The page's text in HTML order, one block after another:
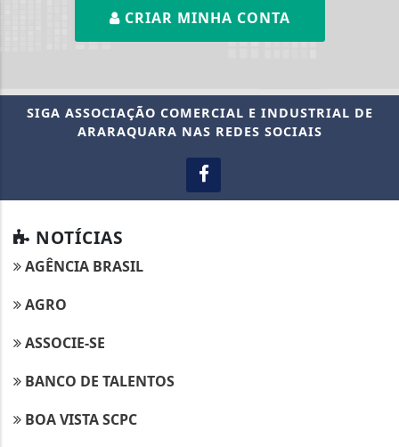
CRIAR MINHA CONTA
SIGA ASSOCIAÇÃO COMERCIAL E INDUSTRIAL DE
ARARAQUARA NAS REDES SOCIAIS
NOTÍCIAS
AGÊNCIA BRASIL
AGRO
ASSOCIE-SE
BANCO DE TALENTOS
BOA VISTA SCPC